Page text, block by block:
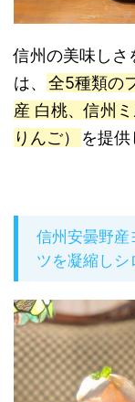
信州の美味しさ
は、 全5種類の
産 白桃、信州
りんご）
を提供
信州安曇野産
ツを凝縮しシ